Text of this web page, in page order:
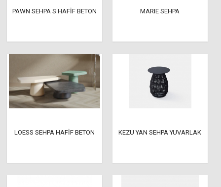
PAWN SEHPA S HAFİF BETON MARIE SEHPA
LOESS SEHPA HAFİF BETON KEZU YAN SEHPA YUVARLAK